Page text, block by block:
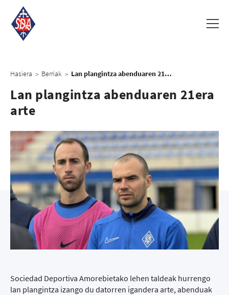
Hasiera > Berriak > Lan plangintza abenduaren 21era arte
Lan plangintza abenduaren 21era
arte
Sociedad Deportiva Amorebietako lehen taldeak hurrengo
lan plangintza izango du datorren igandera arte, abenduak